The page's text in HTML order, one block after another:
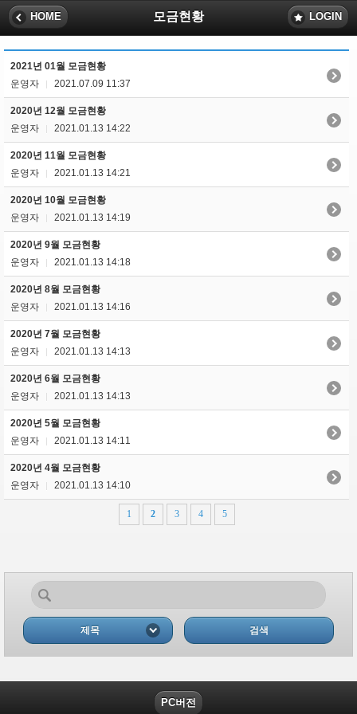
HOME 모금현황 LOGIN
2021년 01월 모금현황
운영자
2021.07.09 11:37
2020년 12월 모금현황
운영자
2021.01.13 14:22
2020년 11월 모금현황
운영자
2021.01.13 14:21
2020년 10월 모금현황
운영자
2021.01.13 14:19
2020년 9월 모금현황
운영자
2021.01.13 14:18
2020년 8월 모금현황
운영자
2021.01.13 14:16
2020년 7월 모금현황
운영자
2021.01.13 14:13
2020년 6월 모금현황
운영자
2021.01.13 14:13
2020년 5월 모금현황
운영자
2021.01.13 14:11
2020년 4월 모금현황
운영자
2021.01.13 14:10
1 2 3 4 5
제목 검색
PC버전